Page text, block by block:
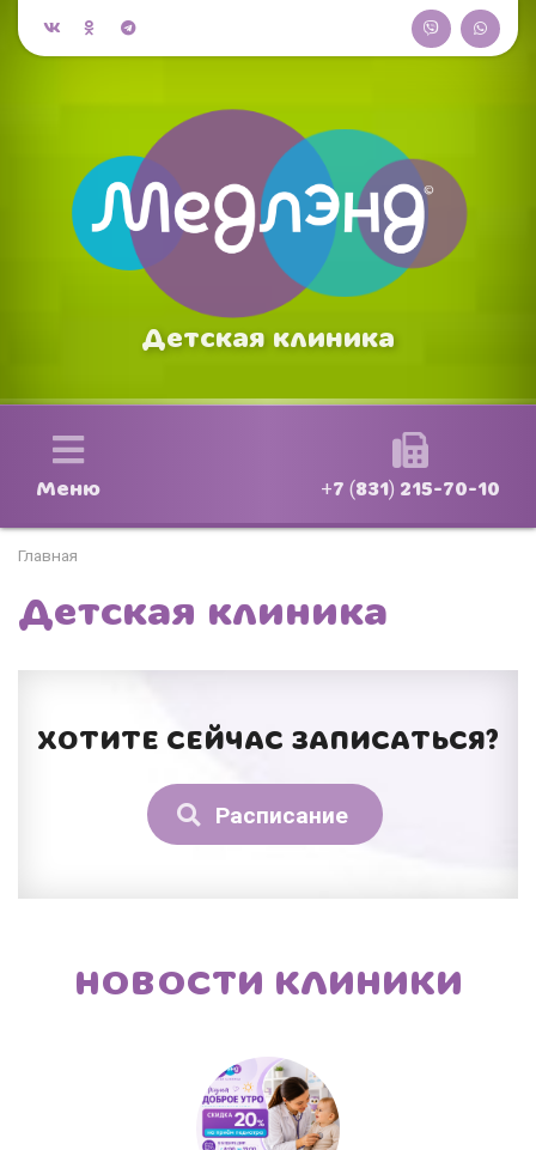
Детская клиника
Меню +7 (831) 215-70-10
Главная
Детская клиника
ХОТИТЕ СЕЙЧАС ЗАПИСАТЬСЯ?
Расписание
НОВОСТИ КЛИНИКИ